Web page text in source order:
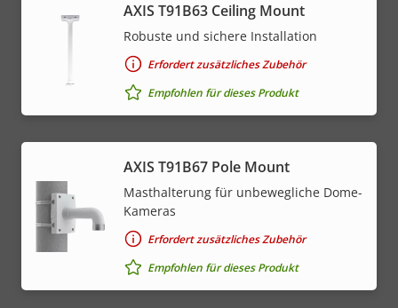
AXIS T91B63 Ceiling Mount
Robuste und sichere Installation
Erfordert zusätzliches Zubehör
Empfohlen für dieses Produkt
AXIS T91B67 Pole Mount
Masthalterung für unbewegliche Dome-
Kameras
Erfordert zusätzliches Zubehör
Empfohlen für dieses Produkt